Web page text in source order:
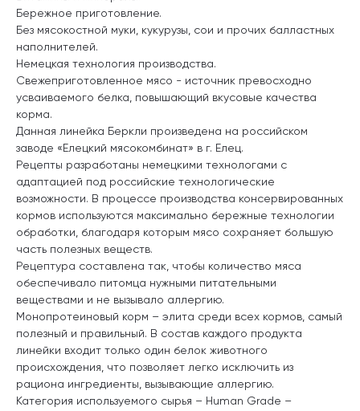
Бережное приготовление.
Без мясокостной муки, кукурузы, сои и прочих балластных
наполнителей.
Немецкая технология производства.
Свежеприготовленное мясо - источник превосходно
усваиваемого белка, повышающий вкусовые качества
корма.
Данная линейка Беркли произведена на российском
заводе «Елецкий мясокомбинат» в г. Елец.
Рецепты разработаны немецкими технологами с
адаптацией под российские технологические
возможности. В процессе производства консервированных
кормов используются максимально бережные технологии
обработки, благодаря которым мясо сохраняет большую
часть полезных веществ.
Рецептура составлена так, чтобы количество мяса
обеспечивало питомца нужными питательными
веществами и не вызывало аллергию.
Монопротеиновый корм – элита среди всех кормов, самый
полезный и правильный. В состав каждого продукта
линейки входит только один белок животного
происхождения, что позволяет легко исключить из
рациона ингредиенты, вызывающие аллергию.
Категория используемого сырья – Human Grade –